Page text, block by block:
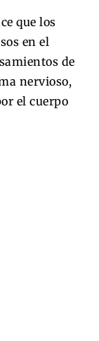
que los
en el
de
nervioso,
el cuerpo